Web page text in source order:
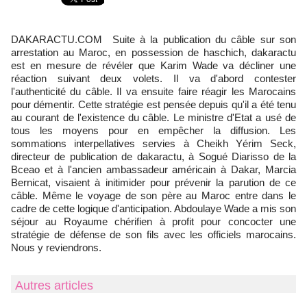
DAKARACTU.COM Suite à la publication du câble sur son
arrestation au Maroc, en possession de haschich, dakaractu
est en mesure de révéler que Karim Wade va décliner une
réaction suivant deux volets. Il va d'abord contester
l'authenticité du câble. Il va ensuite faire réagir les Marocains
pour démentir. Cette stratégie est pensée depuis qu'il a été tenu
au courant de l'existence du câble. Le ministre d'Etat a usé de
tous les moyens pour en empêcher la diffusion. Les
sommations interpellatives servies à Cheikh Yérim Seck,
directeur de publication de dakaractu, à Sogué Diarisso de la
Bceao et à l'ancien ambassadeur américain à Dakar, Marcia
Bernicat, visaient à initimider pour prévenir la parution de ce
câble. Même le voyage de son père au Maroc entre dans le
cadre de cette logique d'anticipation. Abdoulaye Wade a mis son
séjour au Royaume chérifien à profit pour concocter une
stratégie de défense de son fils avec les officiels marocains.
Nous y reviendrons.
Autres articles